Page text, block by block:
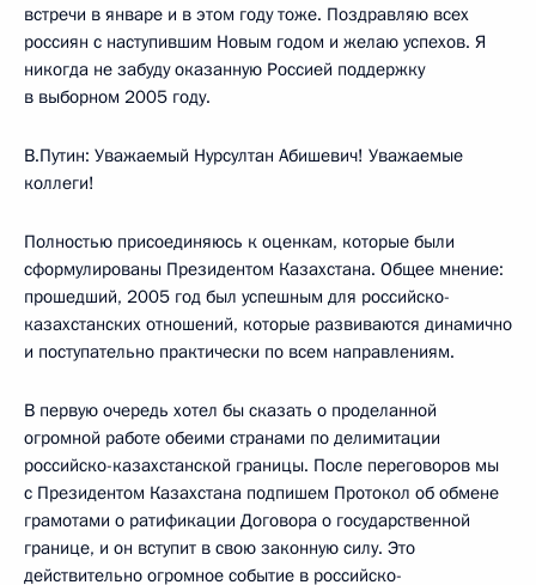
встречи в январе и в этом году тоже. Поздравляю всех
россиян с наступившим Новым годом и желаю успехов. Я
никогда не забуду оказанную Россией поддержку
в выборном 2005 году.
В.Путин: Уважаемый Нурсултан Абишевич! Уважаемые
коллеги!
Полностью присоединяюсь к оценкам, которые были
сформулированы Президентом Казахстана. Общее мнение:
прошедший, 2005 год был успешным для российско-
казахстанских отношений, которые развиваются динамично
и поступательно практически по всем направлениям.
В первую очередь хотел бы сказать о проделанной
огромной работе обеими странами по делимитации
российско-казахстанской границы. После переговоров мы
с Президентом Казахстана подпишем Протокол об обмене
грамотами о ратификации Договора о государственной
границе, и он вступит в свою законную силу. Это
действительно огромное событие в российско-